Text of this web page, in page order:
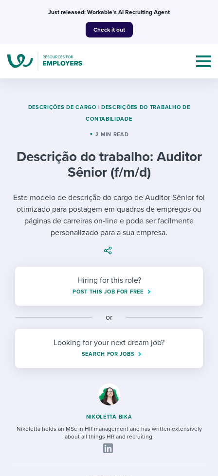
Just released: Workable’s AI Recruiting Agent
Check it out
Topics
Mobilizing AI in my work
Evaluating candidates
Working together with others
Maintaining hiring pipelines
Developing & retaining people
Ensuring compliance
Finding and attracting people
Establishing an employer brand
Candidate/employee experiences
Templates & Guides
I WANT...
Job description templates
Policy templates
Onboarding checklists
Step-by-step tutorials
Free ebooks & reports
HR terms
I’m a jobseeker
I WANT TO LEARN ABOUT...
Pay & benefits
Career development
Modern working life
Overall career resources
Attend webinars & events
Workable customer stories
Explore Workable
Request a demo
Start a free trial
DESCRIÇÕES DE CARGO | DESCRIÇÕES DO TRABALHO DE
CONTABILIDADE
2 MIN READ
Descrição do trabalho: Auditor
Sênior (f/m/d)
Este modelo de descrição do cargo de Auditor Sênior foi
otimizado para postagem em quadros de empregos ou
páginas de carreiras on-line e pode ser facilmente
personalizado para a sua empresa.
Hiring for this role?
POST THIS JOB FOR FREE
or
Looking for your next dream job?
SEARCH FOR JOBS
NIKOLETTA BIKA
Nikoletta holds an MSc in HR management and has written extensively
about all things HR and recruiting.